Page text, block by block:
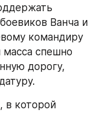
Ванча и
командиру
масса спешно
дорогу,
в которой